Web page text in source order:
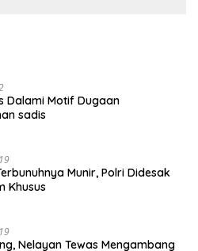
Dalami Motif Dugaan
sadis
Munir, Polri Didesak
Khusus
Nelayan Tewas Mengambang